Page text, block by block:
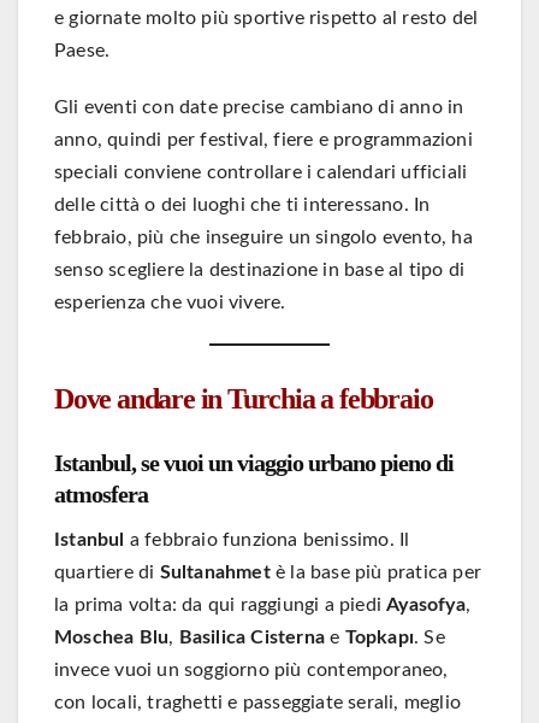
e giornate molto più sportive rispetto al resto del
Paese.
Gli eventi con date precise cambiano di anno in
anno, quindi per festival, fiere e programmazioni
speciali conviene controllare i calendari ufficiali
delle città o dei luoghi che ti interessano. In
febbraio, più che inseguire un singolo evento, ha
senso scegliere la destinazione in base al tipo di
esperienza che vuoi vivere.
Dove andare in Turchia a febbraio
Istanbul, se vuoi un viaggio urbano pieno di
atmosfera
Istanbul
a febbraio funziona benissimo. Il
quartiere di Sultanahmetè la base più pratica per
la prima volta: da qui raggiungi a piediAyasofya,
Moschea Blu, Basilica Cisterna e Topkapı. Se
invece vuoi un soggiorno più contemporaneo,
con locali, traghetti e passeggiate serali, meglio